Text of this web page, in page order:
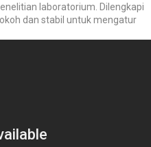
laboratorium. Dilengkapi
dan stabil untuk mengatur